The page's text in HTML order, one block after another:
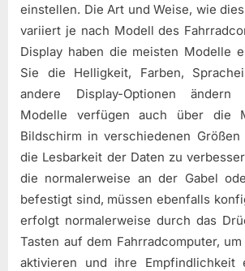
einstellen. Die Art und Weise, wie
variiert je nach Modell des
Display haben die meisten Modelle
Sie die Helligkeit, Farben,
andere Display-Optionen ändern
Modelle verfügen auch über die
Bildschirm in verschiedenen Größen
die Lesbarkeit der Daten zu
die normalerweise an der Gabel
befestigt sind, müssen ebenfalls
erfolgt normalerweise durch das
Tasten auf dem Fahrradcomputer,
aktivieren und ihre Empfindlichkeit